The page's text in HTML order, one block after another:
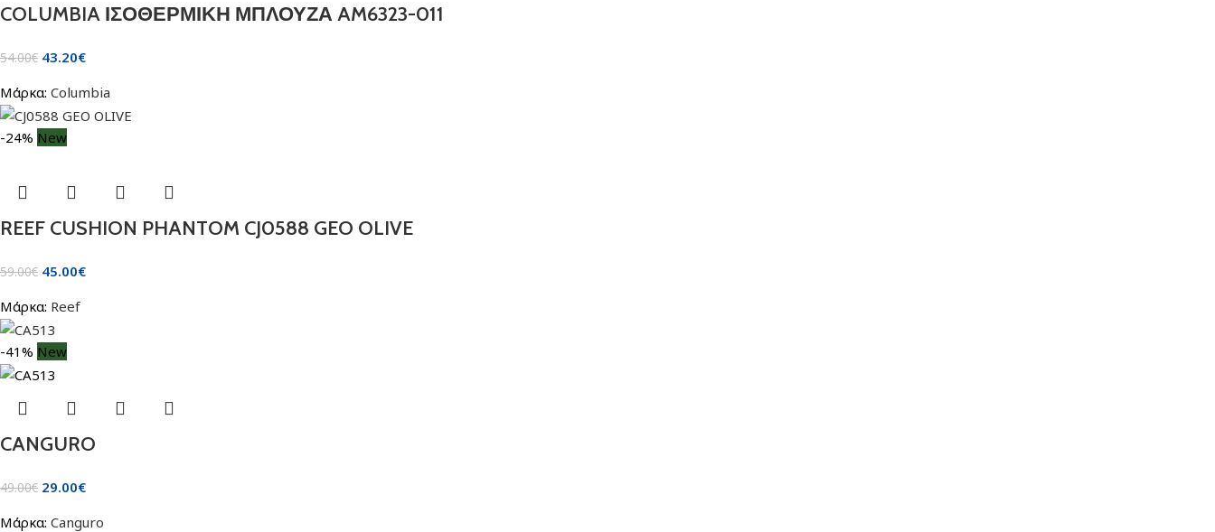
COLUMBIA ΙΣΟΘΕΡΜΙΚΗ ΜΠΛΟΥΖΑ AM6323-011
54.00€ 43.20€
Μάρκα: Columbia
-24% New
REEF CUSHION PHANTOM CJ0588 GEO OLIVE
59.00€ 45.00€
Μάρκα: Reef
-41% New
CANGURO
49.00€ 29.00€
Μάρκα: Canguro